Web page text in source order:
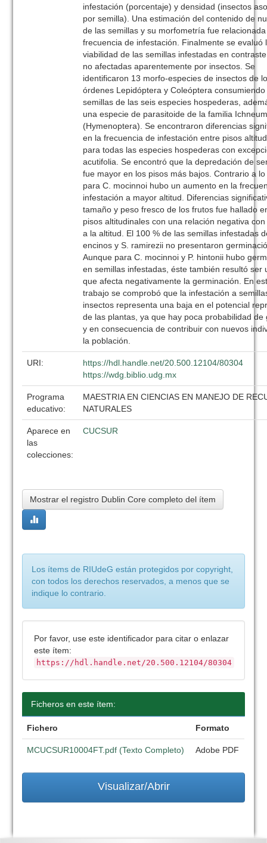
infestación (porcentaje) y densidad (insectos
por semilla). Una estimación del contenido de
de las semillas y su morfometría fue
frecuencia de infestación. Finalmente se evaluó
viabilidad de las semillas infestadas en
no afectadas aparentemente por insectos. Se
identificaron 13 morfo-especies de insectos de
órdenes Lepidóptera y Coleóptera consumiendo
semillas de las seis especies hospederas,
una especie de parasitoide de la familia
(Hymenoptera). Se encontraron diferencias
en la frecuencia de infestación entre pisos
para todas las especies hospederas con
acutifolia. Se encontró que la depredación de
fue mayor en los pisos más bajos. Contrario a
para C. mocinnoi hubo un aumento en la
infestación a mayor altitud. Diferencias
tamaño y peso fresco de los frutos fue hallado
pisos altitudinales con una relación negativa
a la altitud. El 100 % de las semillas infestadas
encinos y S. ramirezii no presentaron
Aunque para C. mocinnoi y P. hintonii hubo
en semillas infestadas, éste también resultó ser
que afecta negativamente la germinación. En
trabajo se comprobó que la infestación a
insectos representa una baja en el potencial
de las plantas, ya que hay poca probabilidad de
y en consecuencia de contribuir con nuevos
la población.
URI:
https://hdl.handle.net/20.500.12104/80304
https://wdg.biblio.udg.mx
Programa
educativo:
MAESTRIA EN CIENCIAS EN MANEJO DE
NATURALES
Aparece en
las
colecciones:
CUCSUR
Mostrar el registro Dublin Core completo del ítem
Los ítems de RIUdeG están protegidos por copyright,
con todos los derechos reservados, a menos que se
indique lo contrario.
Por favor, use este identificador para citar o enlazar
este ítem:
https://hdl.handle.net/20.500.12104/80304
Ficheros en este ítem:
Fichero Formato
MCUCSUR10004FT.pdf (Texto Completo) Adobe PDF
Visualizar/Abrir